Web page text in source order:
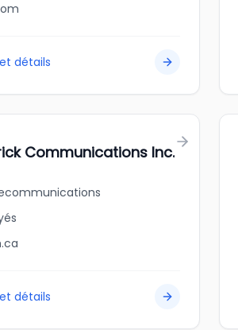
détails
Communications Inc.
détails